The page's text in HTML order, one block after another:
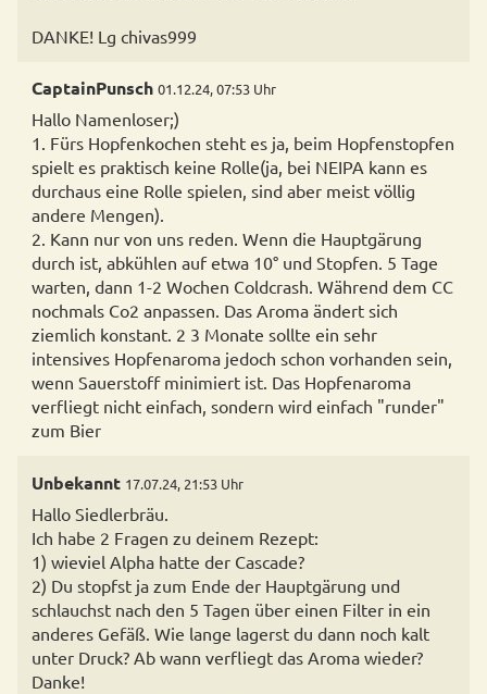
DANKE! Lg chivas999
CaptainPunsch 01.12.24, 07:53 Uhr
Hallo Namenloser;)
1. Fürs Hopfenkochen steht es ja, beim Hopfenstopfen
spielt es praktisch keine Rolle(ja, bei NEIPA kann es
durchaus eine Rolle spielen, sind aber meist völlig
andere Mengen).
2. Kann nur von uns reden. Wenn die Hauptgärung
durch ist, abkühlen auf etwa 10° und Stopfen. 5 Tage
warten, dann 1-2 Wochen Coldcrash. Während dem CC
nochmals Co2 anpassen. Das Aroma ändert sich
ziemlich konstant. 2 3 Monate sollte ein sehr
intensives Hopfenaroma jedoch schon vorhanden sein,
wenn Sauerstoff minimiert ist. Das Hopfenaroma
verfliegt nicht einfach, sondern wird einfach "runder"
zum Bier
Unbekannt 17.07.24, 21:53 Uhr
Hallo Siedlerbräu.
Ich habe 2 Fragen zu deinem Rezept:
1) wieviel Alpha hatte der Cascade?
2) Du stopfst ja zum Ende der Hauptgärung und
schlauchst nach den 5 Tagen über einen Filter in ein
anderes Gefäß. Wie lange lagerst du dann noch kalt
unter Druck? Ab wann verfliegt das Aroma wieder?
Danke!